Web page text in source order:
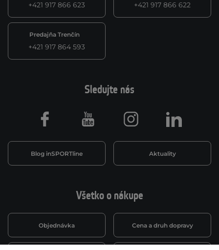
+421 917 866 623 +421 917 866 622
Predajňa Trenčín
+421 917 864 593
Všetko o nákupe
Objednávka Cena a druh dopravy
Sledujte nás
Blog inSPORTline Aktuality
Facebook Youtube Instagram LinkedIn